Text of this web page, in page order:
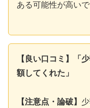
ある可能性が高いで
【良い口コミ】「
額してくれた」
【注意点・論破】